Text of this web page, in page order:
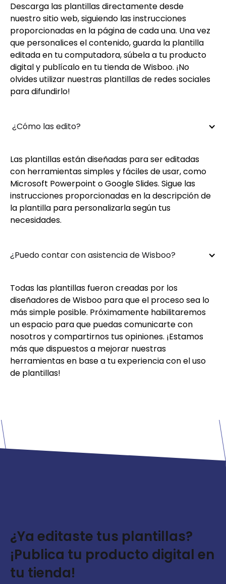
Descarga las plantillas directamente desde
nuestro sitio web, siguiendo las instrucciones
proporcionadas en la página de cada una. Una vez
que personalices el contenido, guarda la plantilla
editada en tu computadora, súbela a tu producto
digital y publícalo en tu tienda de Wisboo. ¡No
olvides utilizar nuestras plantillas de redes sociales
para difundirlo!
¿Cómo las edito?
Las plantillas están diseñadas para ser editadas
con herramientas simples y fáciles de usar, como
Microsoft Powerpoint o Google Slides. Sigue las
instrucciones proporcionadas en la descripción de
la plantilla para personalizarla según tus
necesidades.
¿Puedo contar con asistencia de Wisboo?
Todas las plantillas fueron creadas por los
diseñadores de Wisboo para que el proceso sea lo
más simple posible. Próximamente habilitaremos
un espacio para que puedas comunicarte con
nosotros y compartirnos tus opiniones. ¡Estamos
más que dispuestos a mejorar nuestras
herramientas en base a tu experiencia con el uso
de plantillas!
¿Ya editaste tus plantillas?
¡Publica tu producto digital en
tu tienda!